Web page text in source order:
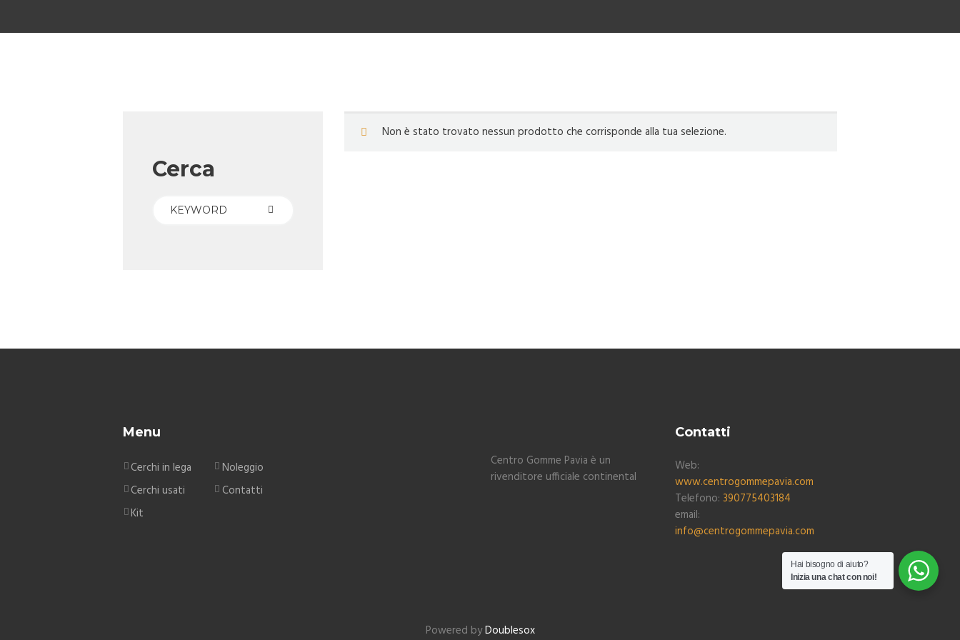
Non è stato trovato nessun prodotto che corrisponde alla tua selezione.
Cerca
Menu
Cerchi in lega
Cerchi usati
Kit
Noleggio
Contatti
Centro Gomme Pavia è un
rivenditore ufficiale continental
Contatti
Web:
www.centrogommepavia.com
Telefono: 390775403184
email:
info@centrogommepavia.com
Powered byDoublesox
Hai bisogno di aiuto?
Inizia una chat con noi!